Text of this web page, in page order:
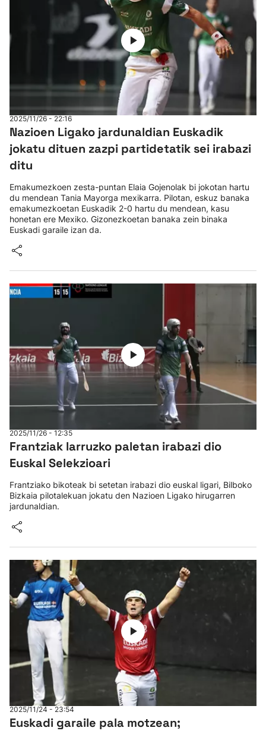
2025/11/26 - 22:16
Nazioen Ligako jardunaldian Euskadik
jokatu dituen zazpi partidetatik sei irabazi
ditu
Emakumezkoen zesta-puntan Elaia Gojenolak bi jokotan hartu
du mendean Tania Mayorga mexikarra. Pilotan, eskuz banaka
emakumezkoetan Euskadik 2-0 hartu du mendean, kasu
honetan ere Mexiko. Gizonezkoetan banaka zein binaka
Euskadi garaile izan da.
2025/11/26 - 12:35
Frantziak larruzko paletan irabazi dio
Euskal Selekzioari
Frantziako bikoteak bi setetan irabazi dio euskal ligari, Bilboko
Bizkaia pilotalekuan jokatu den Nazioen Ligako hirugarren
jardunaldian.
2025/11/24 - 23:54
Euskadi garaile pala motzean;